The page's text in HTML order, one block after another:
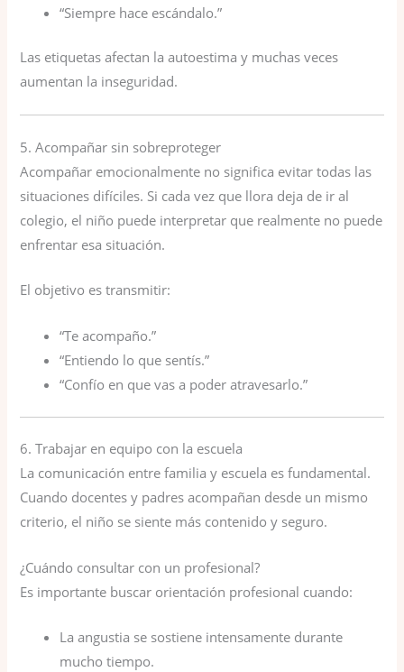
“Siempre hace escándalo.”
Las etiquetas afectan la autoestima y muchas veces
aumentan la inseguridad.
5. Acompañar sin sobreproteger
Acompañar emocionalmente no significa evitar todas las
situaciones difíciles. Si cada vez que llora deja de ir al
colegio, el niño puede interpretar que realmente no puede
enfrentar esa situación.
El objetivo es transmitir:
“Te acompaño.”
“Entiendo lo que sentís.”
“Confío en que vas a poder atravesarlo.”
6. Trabajar en equipo con la escuela
La comunicación entre familia y escuela es fundamental.
Cuando docentes y padres acompañan desde un mismo
criterio, el niño se siente más contenido y seguro.
¿Cuándo consultar con un profesional?
Es importante buscar orientación profesional cuando:
La angustia se sostiene intensamente durante
mucho tiempo.